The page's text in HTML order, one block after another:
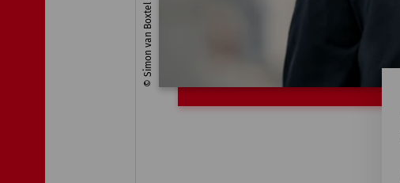
© Simon van Boxtel